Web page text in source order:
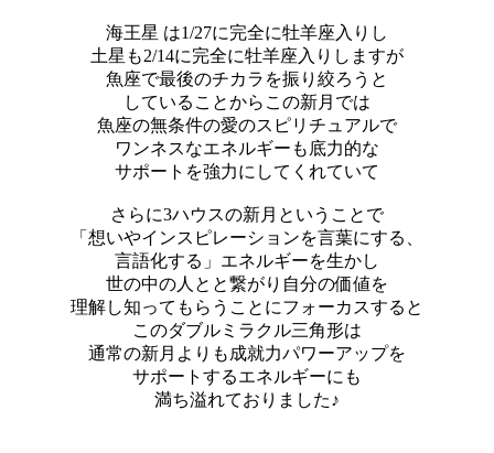
海王星 は1/27に完全に牡羊座入りし
土星も2/14に完全に牡羊座入りしますが
魚座で最後のチカラを振り絞ろうと
していることからこの新月では
魚座の無条件の愛のスピリチュアルで
ワンネスなエネルギーも底力的な
サポートを強力にしてくれていて
さらに3ハウスの新月ということで
「想いやインスピレーションを言葉にする、
言語化する」エネルギーを生かし
世の中の人とと繋がり自分の価値を
理解し知ってもらうことにフォーカスすると
このダブルミラクル三角形は
通常の新月よりも成就力パワーアップを
サポートするエネルギーにも
満ち溢れておりました♪